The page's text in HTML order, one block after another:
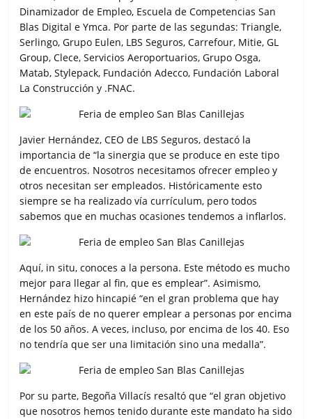
Dinamizador de Empleo, Escuela de Competencias San
Blas Digital e Ymca. Por parte de las segundas: Triangle,
Serlingo, Grupo Eulen, LBS Seguros, Carrefour, Mitie, GL
Group, Clece, Servicios Aeroportuarios, Grupo Osga,
Matab, Stylepack, Fundación Adecco, Fundación Laboral
La Construcción y .FNAC.
Javier Hernández, CEO de LBS Seguros, destacó la
importancia de “la sinergia que se produce en este tipo
de encuentros. Nosotros necesitamos ofrecer empleo y
otros necesitan ser empleados. Históricamente esto
siempre se ha realizado vía currículum, pero todos
sabemos que en muchas ocasiones tendemos a inflarlos.
Aquí, in situ, conoces a la persona. Este método es mucho
mejor para llegar al fin, que es emplear”. Asimismo,
Hernández hizo hincapié “en el gran problema que hay
en este país de no querer emplear a personas por encima
de los 50 años. A veces, incluso, por encima de los 40. Eso
no tendría que ser una limitación sino una medalla”.
Por su parte, Begoña Villacís resaltó que “el gran objetivo
que nosotros hemos tenido durante este mandato ha sido